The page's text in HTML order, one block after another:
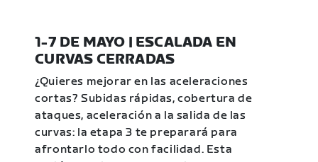
1-7 DE MAYO | ESCALADA EN
CURVAS CERRADAS
¿Quieres mejorar en las aceleraciones
cortas? Subidas rápidas, cobertura de
ataques, aceleración a la salida de las
curvas: la etapa 3 te preparará para
afrontarlo todo con facilidad. Esta